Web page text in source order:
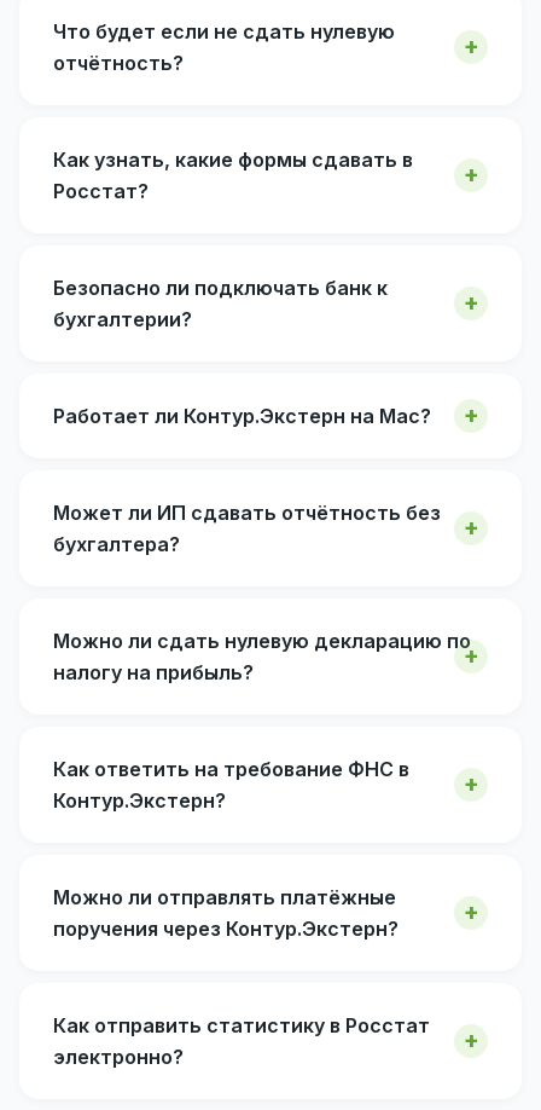
Что будет если не сдать нулевую
отчётность?
Как узнать, какие формы сдавать в
Росстат?
Безопасно ли подключать банк к
бухгалтерии?
Работает ли Контур.Экстерн на Mac?
Может ли ИП сдавать отчётность без
бухгалтера?
Можно ли сдать нулевую декларацию по
налогу на прибыль?
Как ответить на требование ФНС в
Контур.Экстерн?
Можно ли отправлять платёжные
поручения через Контур.Экстерн?
Как отправить статистику в Росстат
электронно?